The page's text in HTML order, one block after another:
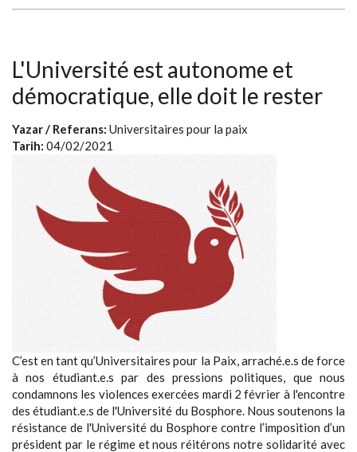
L'Université est autonome et
démocratique, elle doit le rester
Yazar / Referans: Universitaires pour la paix
Tarih: 04/02/2021
C’est en tant qu’Universitaires pour la Paix, arraché.e.s de force
à nos étudiant.e.s par des pressions politiques, que nous
condamnons les violences exercées mardi 2 février à l'encontre
des étudiant.e.s de l'Université du Bosphore. Nous soutenons la
résistance de l'Université du Bosphore contre l’imposition d’un
président par le régime et nous réitérons notre solidarité avec